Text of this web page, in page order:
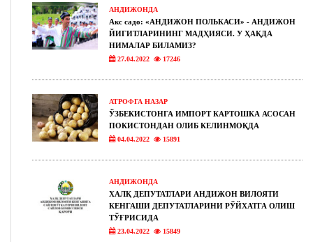
АНДИЖОНДА
Акс садо: «АНДИЖОН ПОЛЬКАСИ» - АНДИЖОН
ЙИГИТЛАРИНИНГ МАДҲИЯСИ. У ҲАҚДА
НИМАЛАР БИЛАМИЗ?
27.04.2022 17246
АТРОФГА НАЗАР
ЎЗБЕКИСТОНГА ИМПОРТ КАРТОШКА АСОСАН
ПОКИСТОНДАН ОЛИБ КЕЛИНМОҚДА
04.04.2022 15891
АНДИЖОНДА
ХАЛҚ ДЕПУТАТЛАРИ АНДИЖОН ВИЛОЯТИ
КЕНГАШИ ДЕПУТАТЛАРИНИ РЎЙХАТГА ОЛИШ
ТЎҒРИСИДА
23.04.2022 15849